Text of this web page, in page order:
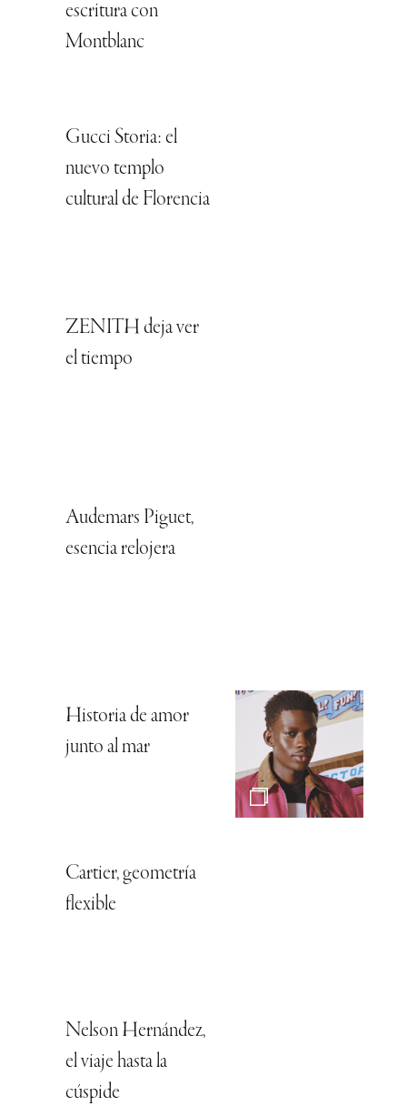
escritura con
Montblanc
Gucci Storia: el
nuevo templo
cultural de Florencia
ZENITH deja ver
el tiempo
Audemars Piguet,
esencia relojera
Historia de amor
junto al mar
Cartier, geometría
flexible
Nelson Hernández,
el viaje hasta la
cúspide